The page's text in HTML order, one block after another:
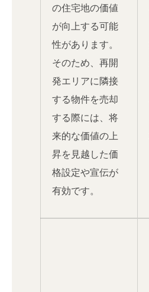
の住宅地の価値
が向上する可能
性があります。
そのため、再開
発エリアに隣接
する物件を売却
する際には、将
来的な価値の上
昇を見越した価
格設定や宣伝が
有効です。